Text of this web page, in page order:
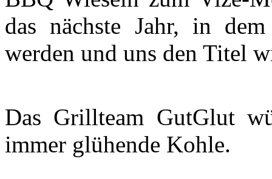
das nächste Jahr, in
werden und uns den Titel
Das Grillteam GutGlut
immer glühende Kohle.